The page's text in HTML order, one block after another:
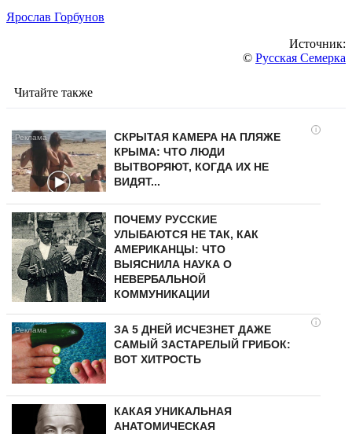
Ярослав Горбунов
Источник:
© Русская Семерка
Читайте также
i
СКРЫТАЯ КАМЕРА НА ПЛЯЖЕ
КРЫМА: ЧТО ЛЮДИ
ВЫТВОРЯЮТ, КОГДА ИХ НЕ
ВИДЯТ...
ПОЧЕМУ РУССКИЕ
УЛЫБАЮТСЯ НЕ ТАК, КАК
АМЕРИКАНЦЫ: ЧТО
ВЫЯСНИЛА НАУКА О
НЕВЕРБАЛЬНОЙ
КОММУНИКАЦИИ
i
ЗА 5 ДНЕЙ ИСЧЕЗНЕТ ДАЖЕ
САМЫЙ ЗАСТАРЕЛЫЙ ГРИБОК:
ВОТ ХИТРОСТЬ
КАКАЯ УНИКАЛЬНАЯ
АНАТОМИЧЕСКАЯ